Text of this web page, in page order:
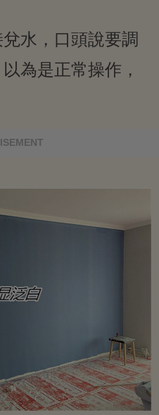
水，口頭說要調
為是正常操作，